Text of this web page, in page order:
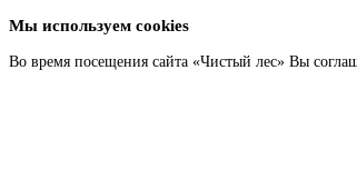
Мы используем cookies
Во время посещения сайта «Чистый лес» Вы